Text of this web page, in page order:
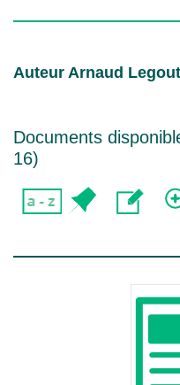
Auteur Arnaud Legout
Documents
16)